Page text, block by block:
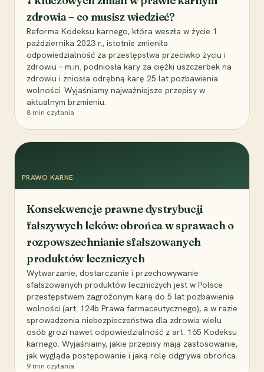
zdrowia – co musisz wiedzieć?
Reforma Kodeksu karnego, która weszła w życie 1
października 2023 r., istotnie zmieniła
odpowiedzialność za przestępstwa przeciwko życiu i
zdrowiu – m.in. podniosła kary za ciężki uszczerbek na
zdrowiu i zniosła odrębną karę 25 lat pozbawienia
wolności. Wyjaśniamy najważniejsze przepisy w
aktualnym brzmieniu.
8 min czytania
PRAWO KARNE
Konsekwencje prawne dystrybucji
fałszywych leków: obrońca w sprawach o
rozpowszechnianie sfałszowanych
produktów leczniczych
Wytwarzanie, dostarczanie i przechowywanie
sfałszowanych produktów leczniczych jest w Polsce
przestępstwem zagrożonym karą do 5 lat pozbawienia
wolności (art. 124b Prawa farmaceutycznego), a w razie
sprowadzenia niebezpieczeństwa dla zdrowia wielu
osób grozi nawet odpowiedzialność z art. 165 Kodeksu
karnego. Wyjaśniamy, jakie przepisy mają zastosowanie,
jak wygląda postępowanie i jaką rolę odgrywa obrońca.
9 min czytania